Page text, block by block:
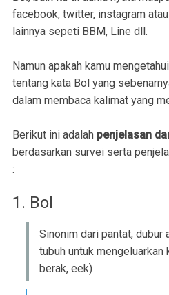
facebook, twitter, instagram
lainnya sepeti BBM, Line dll.
Namun apakah kamu
tentang kata Bol yang
dalam membaca kalimat yang
Berikut ini adalah penjelasan
berdasarkan survei serta
:
1. Bol
Sinonim dari pantat, dubur
tubuh untuk mengeluarkan
berak, eek)